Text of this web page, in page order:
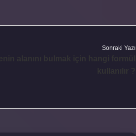
Sonraki Yazı